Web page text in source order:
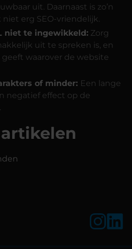
uit. Daarnaast is zo’n
niet erg SEO-vriendelijk.
niet te ingewikkeld:Zorg
uit te spreken is, en
waarover de website
of minder: Een lange
negatief effect op de